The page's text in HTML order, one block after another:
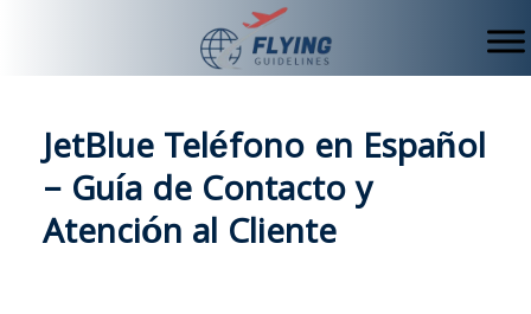
content
JetBlue Teléfono en Español
– Guía de Contacto y
Atención al Cliente